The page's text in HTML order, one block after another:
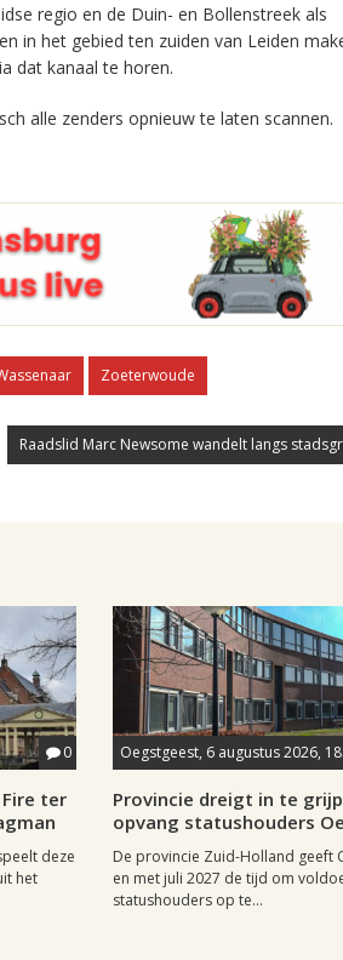
regio en de Duin- en Bollenstreek als
in het gebied ten zuiden van Leiden
dat kanaal te horen.
alle zenders opnieuw te laten scannen.
Zoeterwoude
Raadslid Marc Newsome wandelt langs
0
ter
deze
het
Oegstgeest, 6 augustus 2026,
Provincie dreigt in te
opvang statushouders
De provincie Zuid-Holland geeft
en met juli 2027 de tijd om
statushouders op te...